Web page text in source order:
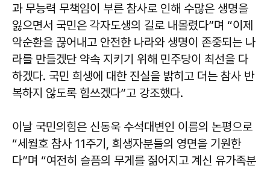
과 무능력 무책임이 부른 참사로 인해 수많은 생명을
잃으면서 국민은 각자도생의 길로 내몰렸다”며 “이제
악순환을 끊어내고 안전한 나라와 생명이 존중되는 나
라를 만들겠단 약속 지키기 위해 민주당이 최선을 다
하겠다. 국민 희생에 대한 진실을 밝히고 더는 참사 반
복하지 않도록 힘쓰겠다”고 강조했다.
이날 국민의힘은 신동욱 수석대변인 이름의 논평으로
“세월호 참사 11주기, 희생자분들의 영면을 기원한
다”며 “여전히 슬픔의 무게를 짊어지고 계신 유가족분